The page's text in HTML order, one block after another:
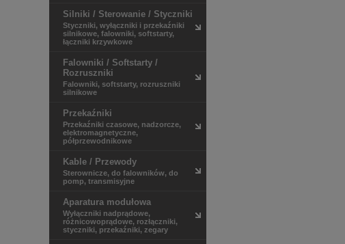
ELEKTRO-PLAST OPATÓWEK
ENSTO
ES-SYSTEM
ETI-POLAM
F&F
FINDER
GEWISS
GS Software
Hager
HELUKABEL
HITACHI
KANLUX
LEDIT
Ledvance
LEGRAND
Silniki / Sterowanie / Styczniki
Styczniki, wyłączniki i przekaźniki
silnikowe, falowniki, softstarty,
łączniki krzywkowe
Falowniki / Softstarty /
Rozruszniki
Falowniki, softstarty, rozruszniki
silnikowe
Przekaźniki
Przekaźniki czasowe, nadzorcze,
elektromagnetyczne,
półprzewodnikowe
Kable / Przewody
Sterownicze, do falowników, do
pomp, transmisyjne
Aparatura modułowa
Wyłączniki nadprądowe,
różnicowoprądowe, rozłączniki,
styczniki, przekaźniki, zegary